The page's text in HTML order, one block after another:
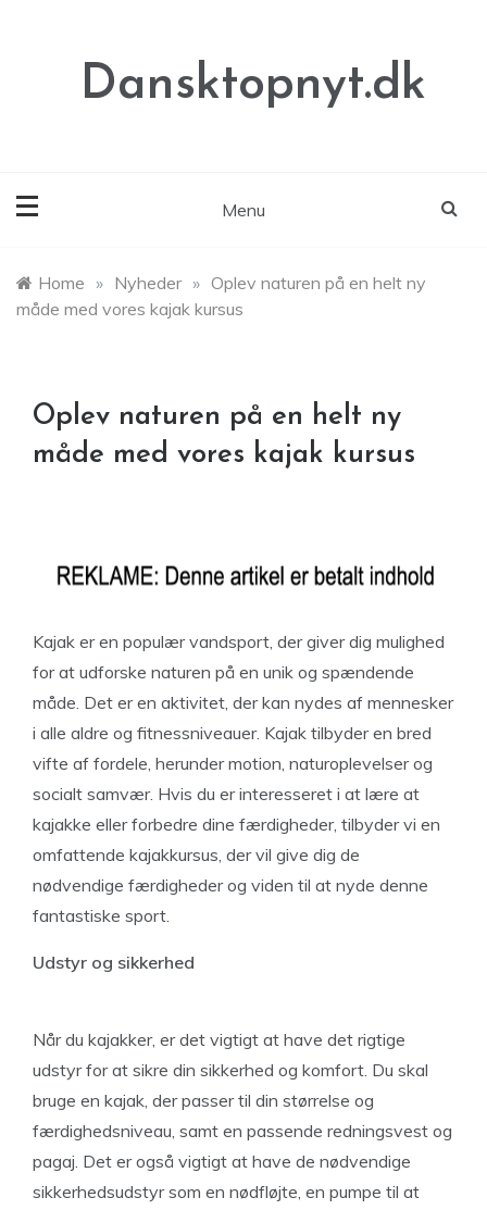
Dansktopnyt.dk
Menu
Home » Nyheder » Oplev naturen på en helt ny
måde med vores kajak kursus
Oplev naturen på en helt ny
måde med vores kajak kursus
Kajak er en populær vandsport, der giver dig mulighed
for at udforske naturen på en unik og spændende
måde. Det er en aktivitet, der kan nydes af mennesker
i alle aldre og fitnessniveauer. Kajak tilbyder en bred
vifte af fordele, herunder motion, naturoplevelser og
socialt samvær. Hvis du er interesseret i at lære at
kajakke eller forbedre dine færdigheder, tilbyder vi en
omfattende kajakkursus, der vil give dig de
nødvendige færdigheder og viden til at nyde denne
fantastiske sport.
Udstyr og sikkerhed
Når du kajakker, er det vigtigt at have det rigtige
udstyr for at sikre din sikkerhed og komfort. Du skal
bruge en kajak, der passer til din størrelse og
færdighedsniveau, samt en passende redningsvest og
pagaj. Det er også vigtigt at have de nødvendige
sikkerhedsudstyr som en nødfløjte, en pumpe til at